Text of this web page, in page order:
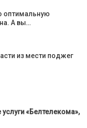
оптимальную
А вы…
из мести поджег
«Белтелекома»,